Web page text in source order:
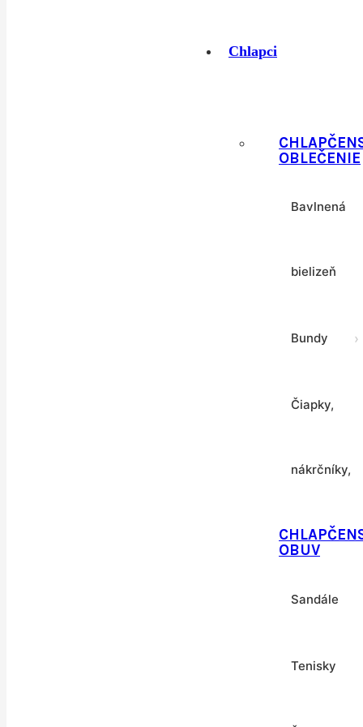
Chlapci
OBLEČENIE
Bavlnená
bielizeň
Bundy ›
Čiapky,
nákrčníky,
kukly,
čelenky a
šiltovky
OBUV
Sandále
Tenisky